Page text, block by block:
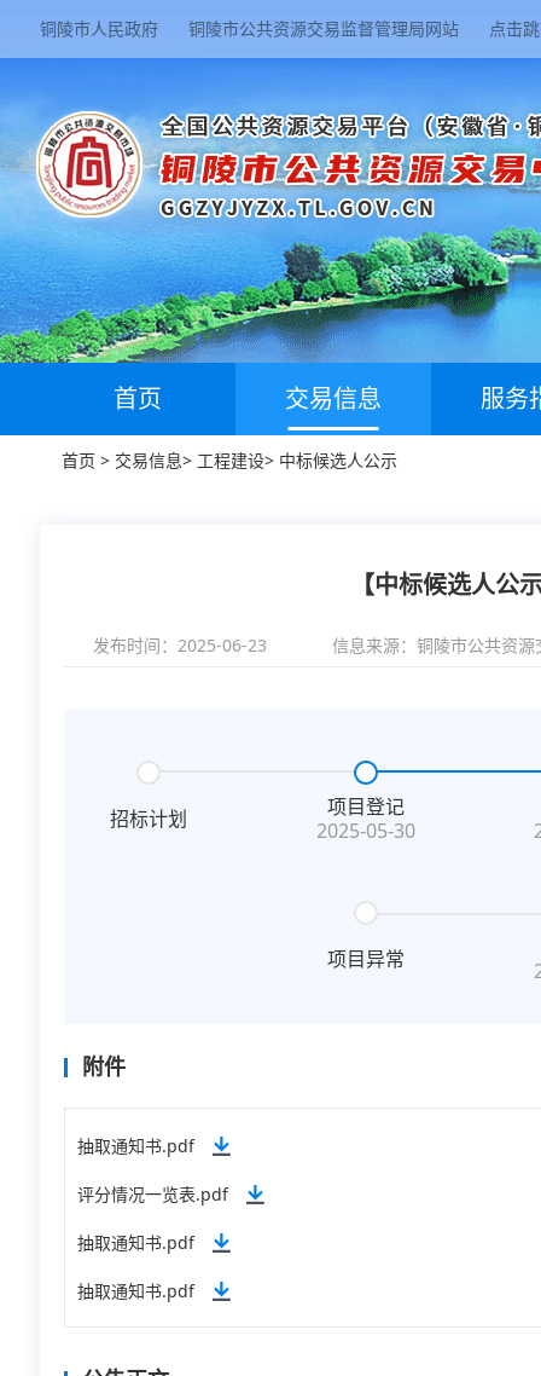
铜陵市人民政府 铜陵市公共资源交易监督管理局网站 点击
首页 交易信息 服务
首页 > 交易信息> 工程建设> 中标候选人公示
【中标候选人
发布时间：2025-06-23 信息来源： 铜陵市公共资源
招标计划
项目登记
2025-05-30
项目异常
附件
抽取通知书.pdf
评分情况一览表.pdf
抽取通知书.pdf
抽取通知书.pdf